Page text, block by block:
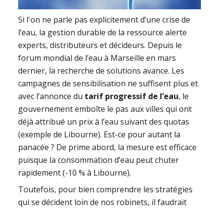
Si l'on ne parle pas explicitement d’une crise de
l’eau, la gestion durable de la ressource alerte
experts, distributeurs et décideurs. Depuis le
forum mondial de l’eau à Marseille en mars
dernier, la recherche de solutions avance. Les
campagnes de sensibilisation ne suffisent plus et
avec l’annonce du tarif progressif de l’eau, le
gouvernement emboîte le pas aux villes qui ont
déjà attribué un prix à l’eau suivant des quotas
(exemple de Libourne). Est-ce pour autant la
panacée ? De prime abord, la mesure est efficace
puisque la consommation d’eau peut chuter
rapidement (-10 % à Libourne).
Toutefois, pour bien comprendre les stratégies
qui se décident loin de nos robinets, il faudrait